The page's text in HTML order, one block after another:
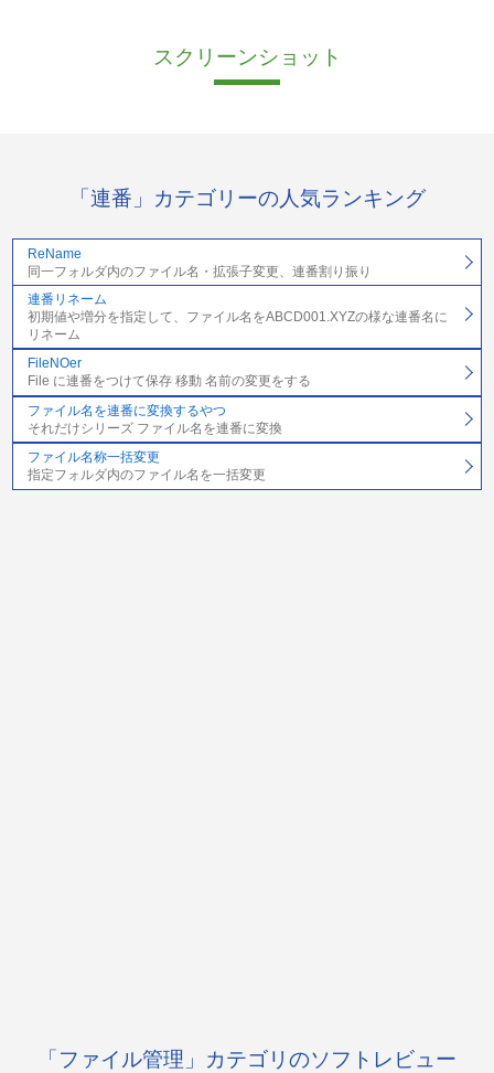
スクリーンショット
「連番」カテゴリーの人気ランキング
ReName
同一フォルダ内のファイル名・拡張子変更、連番割り振り
連番リネーム
初期値や増分を指定して、ファイル名をABCD001.XYZの様な連番名に
リネーム
FileNOer
File に連番をつけて保存 移動 名前の変更をする
ファイル名を連番に変換するやつ
それだけシリーズ ファイル名を連番に変換
ファイル名称一括変更
指定フォルダ内のファイル名を一括変更
「ファイル管理」カテゴリのソフトレビュー